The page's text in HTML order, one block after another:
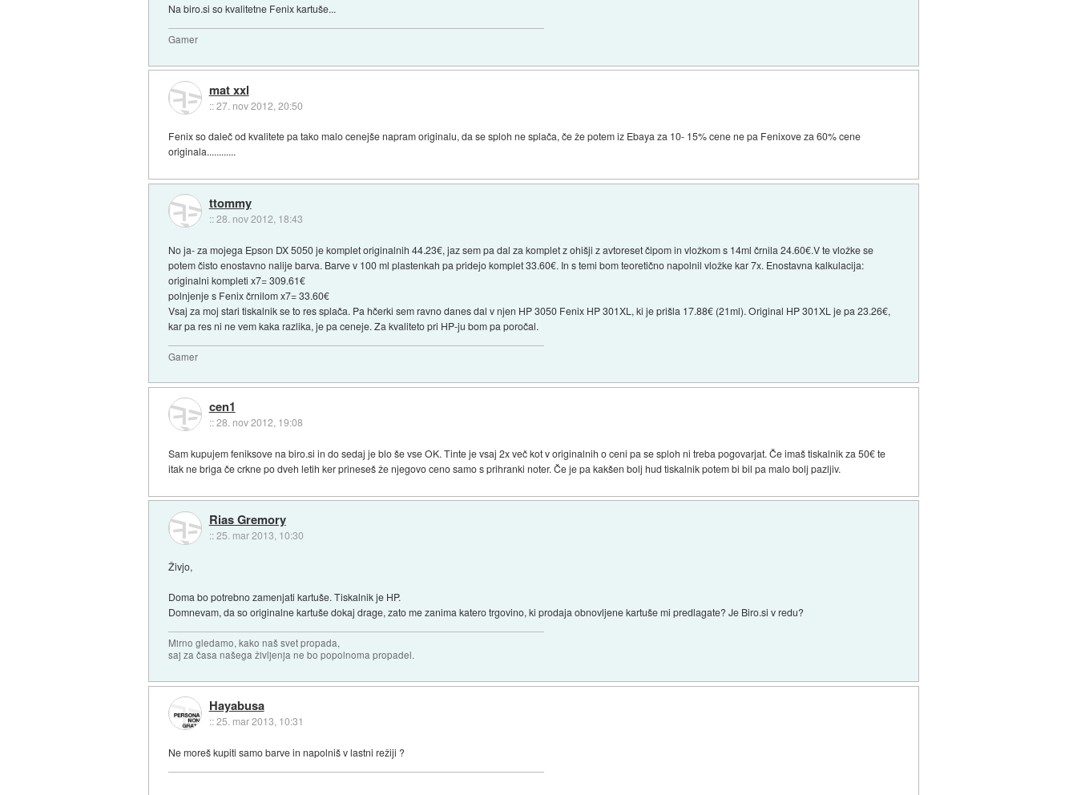
Na biro.si so kvalitetne Fenix kartuše...
Gamer
mat xxl
::27. nov 2012, 20:50
Fenix so daleč od kvalitete pa tako malo cenejše napram originalu, da se sploh ne splača, če že potem iz Ebaya za 10- 15% cene ne pa Fenixove za 60% cene
originala............
ttommy
::28. nov 2012, 18:43
No ja- za mojega Epson DX 5050 je komplet originalnih 44.23€, jaz sem pa dal za komplet z ohišji z avtoreset čipom in vložkom s 14ml črnila 24.60€.V te vložke se
potem čisto enostavno nalije barva. Barve v 100 ml plastenkah pa pridejo komplet 33.60€. In s temi bom teoretično napolnil vložke kar 7x. Enostavna kalkulacija:
originalni kompleti x7= 309.61€
polnjenje s Fenix črnilom x7= 33.60€
Vsaj za moj stari tiskalnik se to res splača. Pa hčerki sem ravno danes dal v njen HP 3050 Fenix HP 301XL, ki je prišla 17.88€ (21ml). Original HP 301XL je pa 23.26€,
kar pa res ni ne vem kaka razlika, je pa ceneje. Za kvaliteto pri HP-ju bom pa poročal.
Gamer
cen1
::28. nov 2012, 19:08
Sam kupujem feniksove na biro.si in do sedaj je blo še vse OK. Tinte je vsaj 2x več kot v originalnih o ceni pa se sploh ni treba pogovarjat. Če imaš tiskalnik za 50€ te
itak ne briga če crkne po dveh letih ker prineseš že njegovo ceno samo s prihranki noter. Če je pa kakšen bolj hud tiskalnik potem bi bil pa malo bolj pazljiv.
Rias Gremory
::25. mar 2013, 10:30
Živjo,
Doma bo potrebno zamenjati kartuše. Tiskalnik je HP.
Domnevam, da so originalne kartuše dokaj drage, zato me zanima katero trgovino, ki prodaja obnovljene kartuše mi predlagate? Je Biro.si v redu?
Mirno gledamo, kako naš svet propada,
saj za časa našega življenja ne bo popolnoma propadel.
Hayabusa
::25. mar 2013, 10:31
Ne moreš kupiti samo barve in napolniš v lastni režiji ?